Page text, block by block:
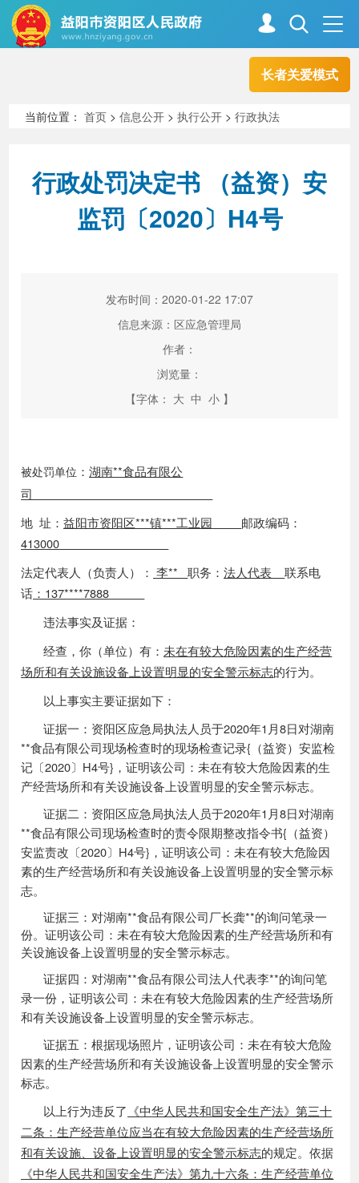
长者关爱模式
走进资阳
新闻中心 解读回应
当前位置：首页 >信息公开 >执行公开 >行政执法
行政处罚决定书 （益资）安
监罚〔2020〕H4号
发布时间：2020-01-22 17:07
信息来源：区应急管理局
作者：
浏览量：
【字体： 大 中 小 】
被处罚单位 ：湖南**食品有限公
司
地 址：益阳市资阳区***镇***工业园
邮政编码：
413000
法定代表人（负责人）： 李** 职务：法人代表
联系电
话 ： 137****7888
违法事实及证据：
经查，你（单位）有：未在有较大危险因素的生产经营
场所和有关设施设备上设置明显的安全警示标志的行为。
以上事实主要证据如下：
证据一：资阳区应急局执法人员于2020年1 月8日对湖南
**食品有限公司现场检查时的现场检查记录{（益资）安监检
记〔2020〕 H4号}，证明该公司 ：未在有较大危险因素的生
产经营场所和有关设施设备上设置明显的安全警示标志。
证据二：资阳区应急局执法人员于2020年1月8日对湖南
**食品有限公司现场检查时的责令限期整改指令书{（益资）
安监责改〔2020〕 H4号}，证明该公司 ：未在有较大危险因
素的生产经营场所和有关设施设备上设置明显的安全警示标
志。
证据三 ：对湖南**食品有限公司厂长龚**的询问笔录一
份。证明该公司 ：未在有较大危险因素的生产经营场所和有
关设施设备上设置明显的安全警示标志。
证据四 ：对湖南**食品有限公司法人代表李**的询问笔
录一份，证明该公司 ：未在有较大危险因素的生产经营场所
和有关设施设备上设置明显的安全警示标志。
证据五：根据现场照片，证明该公司：未在有较大危险
因素的生产经营场所和有关设施设备上设置明显的安全警示
标志。
以上行为违反了 《中华人民共和国安全生产法》第三十
二条 ：生产经营单位应当在有较大危险因素的生产经营场所
和有关设施、设备上设置明显的安全警示标志的规定。依据
《中华人民共和国安全生产法》第九十六条 ：生产经营单位